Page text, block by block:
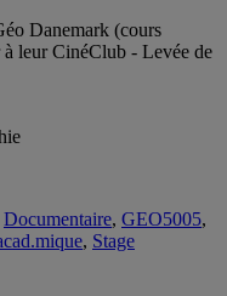
Danemark (cours
leur CinéClub - Levée de
Documentaire, GEO5005,
, Stage